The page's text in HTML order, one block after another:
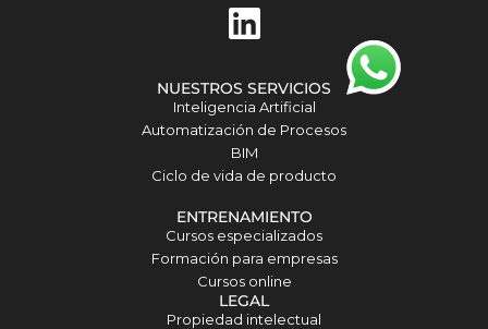
i
n
k
e
d
i
n
NUESTROS SERVICIOS
Inteligencia Artificial
Automatización de Procesos
BIM
Ciclo de vida de producto
ENTRENAMIENTO
Cursos especializados
Formación para empresas
Cursos online
LEGAL
Propiedad intelectual